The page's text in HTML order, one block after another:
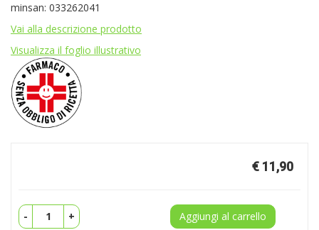
minsan: 033262041
Vai alla descrizione prodotto
Visualizza il foglio illustrativo
€ 11,90
- + Aggiungi al carrello